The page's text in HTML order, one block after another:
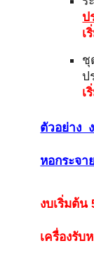
ป
เ
ชุ
ป
เ
ตัวอย่าง
หอกระจา
งบเริ่มต้น
เครื่องรับ